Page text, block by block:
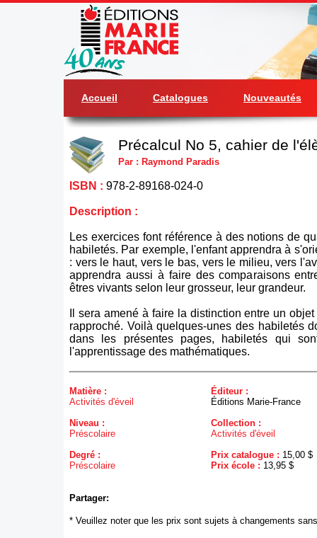
Accueil Catalogues Nouveautés
Précalcul No 5, cahier de
Par : Raymond Paradis
ISBN : 978-2-89168-024-0
Description :
Les exercices font référence à des notions de
habiletés. Par exemple, l'enfant apprendra à
: vers le haut, vers le bas, vers le milieu, vers
apprendra aussi à faire des comparaisons
êtres vivants selon leur grosseur, leur grandeur.
Il sera amené à faire la distinction entre un
rapproché. Voilà quelques-unes des habiletés
dans les présentes pages, habiletés qui
l'apprentissage des mathématiques.
Matière :
Activités d'éveil
Niveau :
Préscolaire
Degré :
Préscolaire
Éditeur :
Éditions Marie-France
Collection :
Activités d'éveil
Prix catalogue : 15,00 $
Prix école : 13,95 $
Partager:
* Veuillez noter que les prix sont sujets à changements